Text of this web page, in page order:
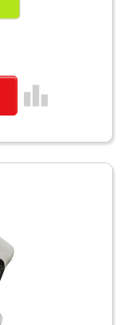
leaderboard